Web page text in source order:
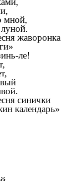
мной,
жаворонка
ле!
синички
календарь»